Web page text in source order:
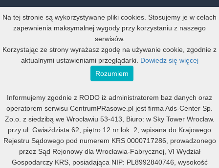
Biuro Prasowe
Oferta
Małe, średnie i duże
Mała agencja PR
Duża agencja PR
Program Partnerski
All rights reserved 2013 - 2026; DeweloperAds-
Na tej stronie są wykorzystywane pliki cookies. Stosujemy je w celach
zapewnienia maksymalnej wygody przy korzystaniu z naszego
serwisów.
Korzystając ze strony wyrażasz zgodę na używanie cookie, zgodnie z
aktualnymi ustawieniami przeglądarki. Dowiedz się więcej
Rozumiem
Informujemy zgodnie z RODO iż administratorem baz danych oraz
operatorem serwisu CentrumPRasowe.pl jest firma Ads-Center Sp.
Zo.o. z siedzibą we Wrocławiu 53-413, Biuro: w Sky Tower Wrocław.
przy ul. Gwiaździsta 62, piętro 12 nr lok. 2, wpisana do Krajowego
Rejestru Sądowego pod numerem KRS 0000717286, prowadzonego
przez Sąd Rejonowy dla Wrocławia-Fabrycznej, VI Wydział
Gospodarczy KRS, posiadająca NIP: PL8992840746, wysokość